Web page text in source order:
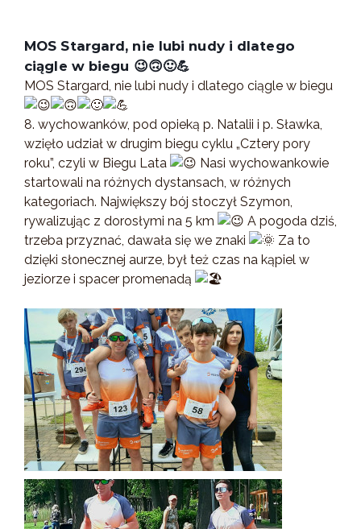
MOS Stargard, nie lubi nudy i dlatego
ciągle w biegu 😉🙃🙂💪
MOS Stargard, nie lubi nudy i dlatego ciągle w biegu
8. wychowanków, pod opieką p. Natalii i p. Sławka,
wzięło udział w drugim biegu cyklu „Cztery pory
roku”, czyli w Biegu Lata
Nasi wychowankowie
startowali na różnych dystansach, w różnych
kategoriach. Największy bój stoczył Szymon,
rywalizując z dorosłymi na 5 km
A pogoda dziś,
trzeba przyznać, dawała się we znaki
Za to
dzięki słonecznej aurze, był też czas na kąpiel w
jeziorze i spacer promenadą